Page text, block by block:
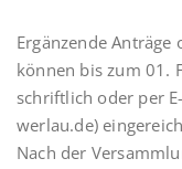
Ergänzende Anträge
können bis zum 01.
schriftlich oder per
werlau.de)
Nach der